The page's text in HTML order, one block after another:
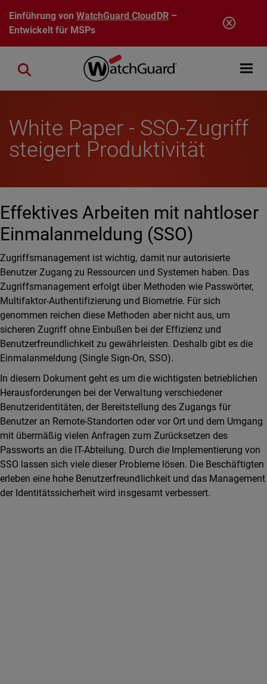
Direkt zum Inhalt
Einführung vonWatchGuard CloudDR–
Entwickelt für MSPs
Open
Close search
White Paper - SSO-Zugriff
steigert Produktivität
Effektives Arbeiten mit nahtloser
Einmalanmeldung (SSO)
Zugriffsmanagement ist wichtig, damit nur autorisierte
Benutzer Zugang zu Ressourcen und Systemen haben. Das
Zugriffsmanagement erfolgt über Methoden wie Passwörter,
Multifaktor-Authentifizierung und Biometrie. Für sich
genommen reichen diese Methoden aber nicht aus, um
sicheren Zugriff ohne Einbußen bei der Effizienz und
Benutzerfreundlichkeit zu gewährleisten. Deshalb gibt es die
Einmalanmeldung (Single Sign-On, SSO).
In diesem Dokument geht es um die wichtigsten betrieblichen
Herausforderungen bei der Verwaltung verschiedener
Benutzeridentitäten, der Bereitstellung des Zugangs für
Benutzer an Remote-Standorten oder vor Ort und dem Umgang
mit übermäßig vielen Anfragen zum Zurücksetzen des
Passworts an die IT-Abteilung. Durch die Implementierung von
SSO lassen sich viele dieser Probleme lösen. Die Beschäftigten
erleben eine hohe Benutzerfreundlichkeit und das Management
der Identitätssicherheit wird insgesamt verbessert.